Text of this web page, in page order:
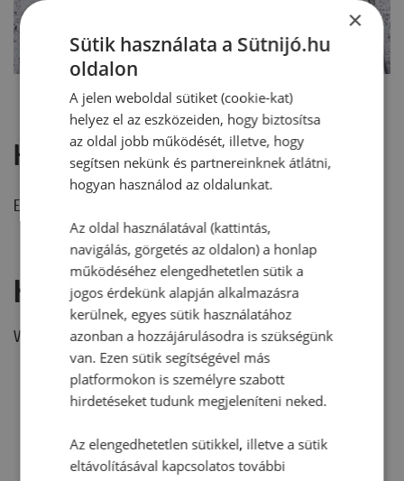
Hozzászólások
Ehhez a recepthez még nem érkezett hozzászólás.
Hozzászólás írása
Vélemény írásához, kérjük,jelentkezz be!
RECEPTAJÁNLÓ
×
Sütik használata a Sütnijó.hu
oldalon
A jelen weboldal sütiket (cookie-kat)
helyez el az eszközeiden, hogy biztosítsa
az oldal jobb működését, illetve, hogy
segítsen nekünk és partnereinknek átlátni,
hogyan használod az oldalunkat.
Az oldal használatával (kattintás,
navigálás, görgetés az oldalon) a honlap
működéséhez elengedhetetlen sütik a
jogos érdekünk alapján alkalmazásra
kerülnek, egyes sütik használatához
azonban a hozzájárulásodra is szükségünk
van. Ezen sütik segítségével más
platformokon is személyre szabott
hirdetéseket tudunk megjeleníteni neked.
Az elengedhetetlen sütikkel, illetve a sütik
eltávolításával kapcsolatos további